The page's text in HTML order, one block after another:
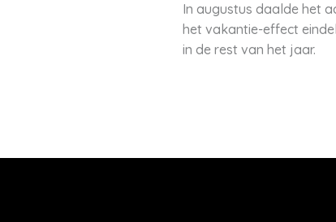
In augustus daalde het
het vakantie-effect
in de rest van het jaar.